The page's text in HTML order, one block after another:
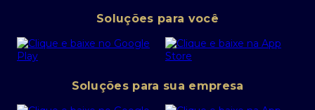
Canal de denúncias
Política de Segurança Cibernética
Portal da Privacidade
PRSAC
Abra sua conta PJ
SafraPay
Cartão Safra Empresas
Soluções para você
Soluções para sua empresa